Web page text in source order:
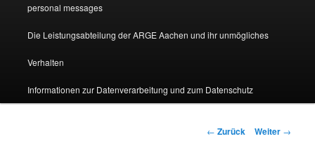
personal messages
Die Leistungsabteilung der ARGE Aachen und ihr unmögliches
Verhalten
Informationen zur Datenverarbeitung und zum Datenschutz
Beitragsnavigation
← Zurück Weiter →